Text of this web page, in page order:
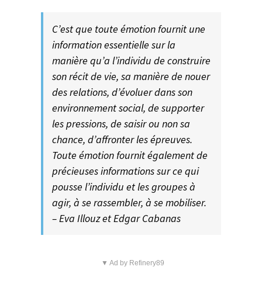
C’est que toute émotion fournit une
information essentielle sur la
manière qu’a l’individu de construire
son récit de vie, sa manière de nouer
des relations, d’évoluer dans son
environnement social, de supporter
les pressions, de saisir ou non sa
chance, d’affronter les épreuves.
Toute émotion fournit également de
précieuses informations sur ce qui
pousse l’individu et les groupes à
agir, à se rassembler, à se mobiliser.
– Eva Illouz et Edgar Cabanas
▼ Ad by Refinery89